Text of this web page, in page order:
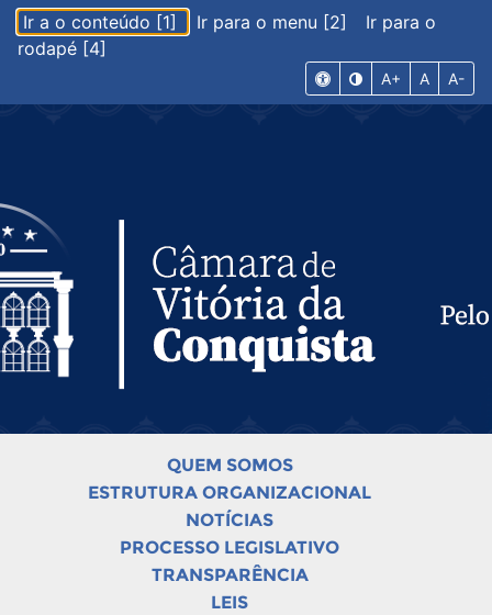
Ir a o conteúdo [1] Ir para o menu [2]
Ir para o
rodapé [4]
A+ A A-
QUEM SOMOS
ESTRUTURA ORGANIZACIONAL
NOTÍCIAS
PROCESSO LEGISLATIVO
TRANSPARÊNCIA
LEIS